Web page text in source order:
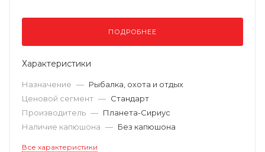
ПОДРОБНЕЕ
Характеристики
Назначение — Рыбалка, охота и отдых
Ценовой сегмент — Стандарт
Производитель — Планета-Сириус
Наличие капюшона — Без капюшона
Все характеристики